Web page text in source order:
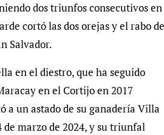
dos triunfos consecutivos en
cortó las dos orejas y el rabo de
Salvador.
en el diestro, que ha seguido
en el Cortijo en 2017
a un astado de su ganadería Villa
marzo de 2024, y su triunfal